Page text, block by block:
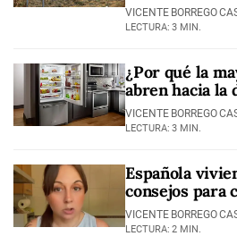
VICENTE BORREGO
LECTURA: 3 MIN.
¿Por qué la
abren hacia la
VICENTE BORREGO
LECTURA: 3 MIN.
Española
consejos para
VICENTE BORREGO
LECTURA: 2 MIN.